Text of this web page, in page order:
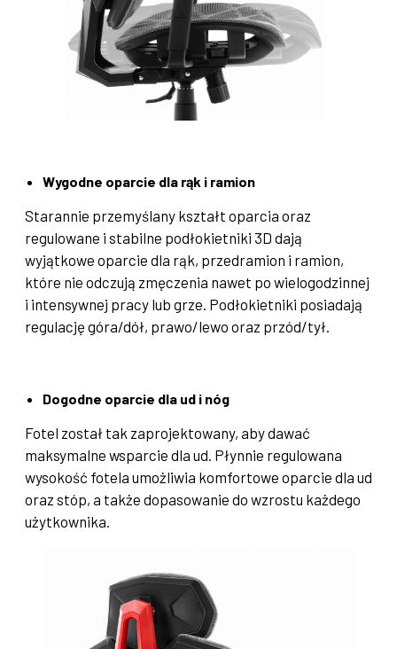
Wygodne oparcie dla rąk i ramion
Starannie przemyślany kształt oparcia oraz
regulowane i stabilne podłokietniki 3D dają
wyjątkowe oparcie dla rąk, przedramion i ramion,
które nie odczują zmęczenia nawet po wielogodzinnej
i intensywnej pracy lub grze. Podłokietniki posiadają
regulację góra/dół, prawo/lewo oraz przód/tył.
Dogodne oparcie dla ud i nóg
Fotel został tak zaprojektowany, aby dawać
maksymalne wsparcie dla ud. Płynnie regulowana
wysokość fotela umożliwia komfortowe oparcie dla ud
oraz stóp, a także dopasowanie do wzrostu każdego
użytkownika.